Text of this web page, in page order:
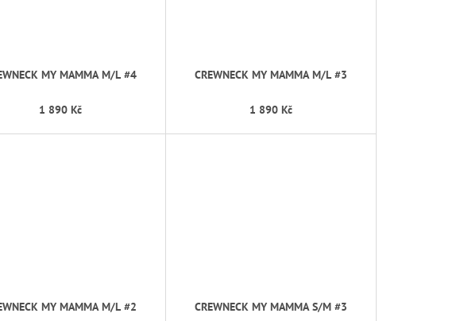
MY MAMMA M/L #4
1 890 Kč
CREWNECK MY MAMMA M/L #3
1 890 Kč
MY MAMMA M/L #2 CREWNECK MY MAMMA S/M #3